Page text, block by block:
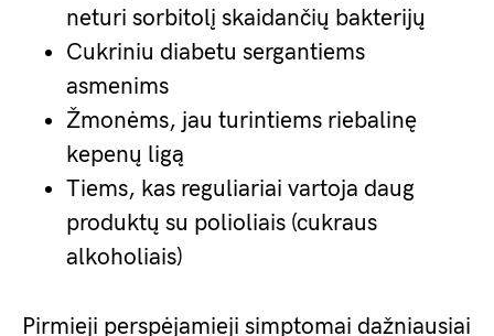
neturi sorbitolį skaidančių bakterijų
Cukriniu diabetu sergantiems
asmenims
Žmonėms, jau turintiems riebalinę
kepenų ligą
Tiems, kas reguliariai vartoja daug
produktų su polioliais (cukraus
alkoholiais)
Pirmieji perspėjamieji simptomai dažniausiai